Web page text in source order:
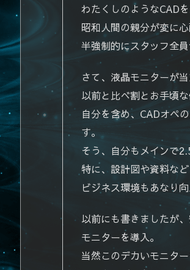
わたくしのようなCAD
昭和人間の親分が変に
半強制的にスタッフ全
さて、液晶モニターが
以前と比べ割とお手頃
自分を含め、CADオペ
す。
そう、自分もメインで
特に、設計図や資料な
ビジネス環境もあなり向
以前にも書きましたが
モニターを導入。
当然このデカいモニタ